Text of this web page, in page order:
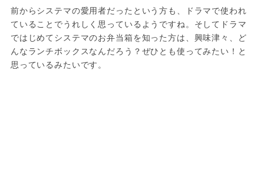
前からシステマの愛用者だったという方も、ドラマで使われ
ていることでうれしく思っているようですね。そしてドラマ
ではじめてシステマのお弁当箱を知った方は、興味津々、ど
んなランチボックスなんだろう？ぜひとも使ってみたい！と
思っているみたいです。